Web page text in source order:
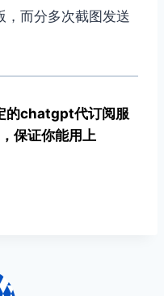
，而分多次截图发送
的chatgpt代订阅服
，保证你能用上